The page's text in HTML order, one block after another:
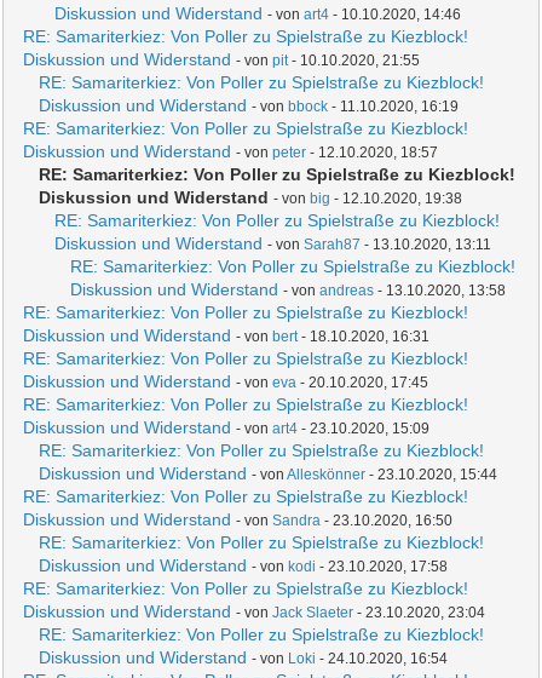
Diskussion und Widerstand - vonart4 - 10.10.2020, 14:46
RE: Samariterkiez: Von Poller zu Spielstraße zu Kiezblock!
Diskussion und Widerstand - vonpit- 10.10.2020, 21:55
RE: Samariterkiez: Von Poller zu Spielstraße zu Kiezblock!
Diskussion und Widerstand - von bbock - 11.10.2020, 16:19
RE: Samariterkiez: Von Poller zu Spielstraße zu Kiezblock!
Diskussion und Widerstand - vonpeter - 12.10.2020, 18:57
RE: Samariterkiez: Von Poller zu Spielstraße zu Kiezblock!
Diskussion und Widerstand - von big - 12.10.2020, 19:38
RE: Samariterkiez: Von Poller zu Spielstraße zu Kiezblock!
Diskussion und Widerstand - vonSarah87 - 13.10.2020, 13:11
RE: Samariterkiez: Von Poller zu Spielstraße zu Kiezblock!
Diskussion und Widerstand - vonandreas - 13.10.2020, 13:58
RE: Samariterkiez: Von Poller zu Spielstraße zu Kiezblock!
Diskussion und Widerstand - von bert- 18.10.2020, 16:31
RE: Samariterkiez: Von Poller zu Spielstraße zu Kiezblock!
Diskussion und Widerstand - voneva - 20.10.2020, 17:45
RE: Samariterkiez: Von Poller zu Spielstraße zu Kiezblock!
Diskussion und Widerstand - vonart4 - 23.10.2020, 15:09
RE: Samariterkiez: Von Poller zu Spielstraße zu Kiezblock!
Diskussion und Widerstand - vonAlleskönner - 23.10.2020, 15:44
RE: Samariterkiez: Von Poller zu Spielstraße zu Kiezblock!
Diskussion und Widerstand - vonSandra - 23.10.2020, 16:50
RE: Samariterkiez: Von Poller zu Spielstraße zu Kiezblock!
Diskussion und Widerstand - von kodi - 23.10.2020, 17:58
RE: Samariterkiez: Von Poller zu Spielstraße zu Kiezblock!
Diskussion und Widerstand - vonJack Slaeter - 23.10.2020, 23:04
RE: Samariterkiez: Von Poller zu Spielstraße zu Kiezblock!
Diskussion und Widerstand - von Loki - 24.10.2020, 16:54